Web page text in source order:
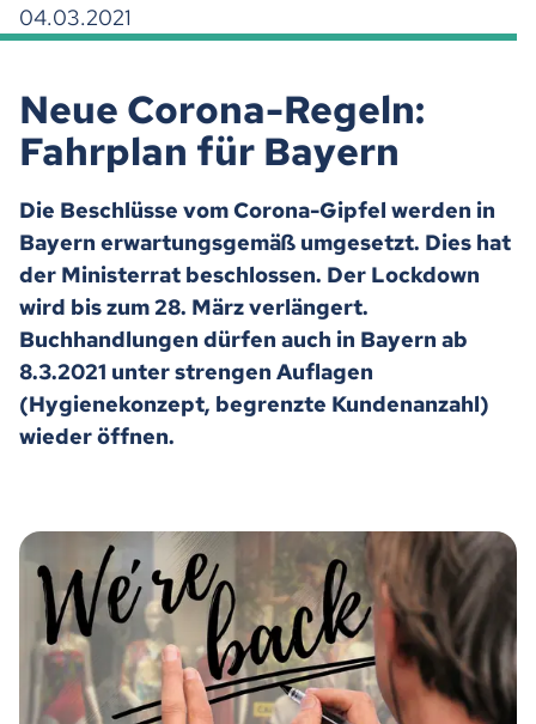
04.03.2021
Neue Corona-Regeln:
Fahrplan für Bayern
Die Beschlüsse vom Corona-Gipfel werden in
Bayern erwartungsgemäß umgesetzt. Dies hat
der Ministerrat beschlossen. Der Lockdown
wird bis zum 28. März verlängert.
Buchhandlungen dürfen auch in Bayern ab
8.3.2021 unter strengen Auflagen
(Hygienekonzept, begrenzte Kundenanzahl)
wieder öffnen.